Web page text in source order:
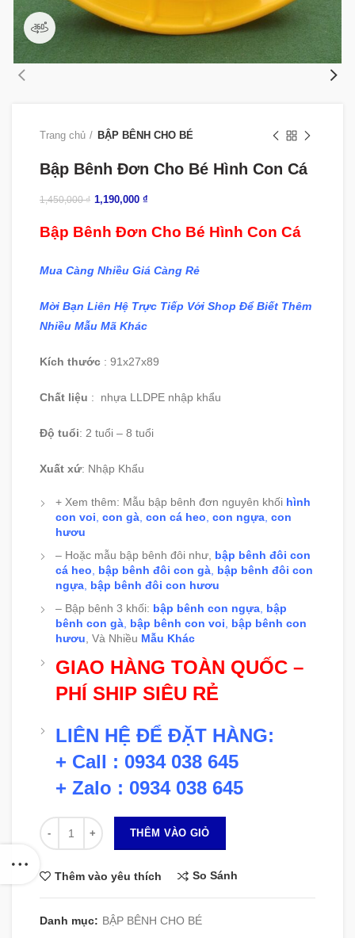
360 product view
Trang chủ BẬP BÊNH CHO BÉ
Bập Bênh Đơn Cho Bé Hình Con Cá
1,450,000₫ 1,190,000 ₫
Bập Bênh Đơn Cho Bé Hình Con Cá
Mua Càng Nhiều Giá Càng Rẻ
Mời Bạn Liên Hệ Trực Tiếp Với Shop Để Biết Thêm
Nhiều Mẫu Mã Khác
Kích thước : 91x27x89
Chất liệu : nhựa LLDPE nhập khẩu
Độ tuổi: 2 tuổi – 8 tuổi
Xuất xứ: Nhập Khẩu
+ Xem thêm: Mẫu bập bênh đơn nguyên khối hình
con voi con gà con cá heo con ngựa con
hươu
– Hoặc mẫu bập bênh đôi như, bập bênh đôi con
cá heo
bập bênh đôi con gà bập bênh đôi con
ngựa bập bênh đôi con hươu
– Bập bênh 3 khối: bập bênh con ngựa bập
bênh con gà bập bênh con voi
bập bênh con
hươu , Và Nhiều Mẫu Khác
GIAO HÀNG TOÀN QUỐC –
PHÍ SHIP SIÊU RẺ
LIÊN HỆ ĐỂ ĐẶT HÀNG:
+ Call : 0934 038 645
+ Zalo : 0934 038 645
Số lượng
THÊM VÀO GIỎ
Thêm vào yêu thích So Sánh
Danh mục: BẬP BÊNH CHO BÉ